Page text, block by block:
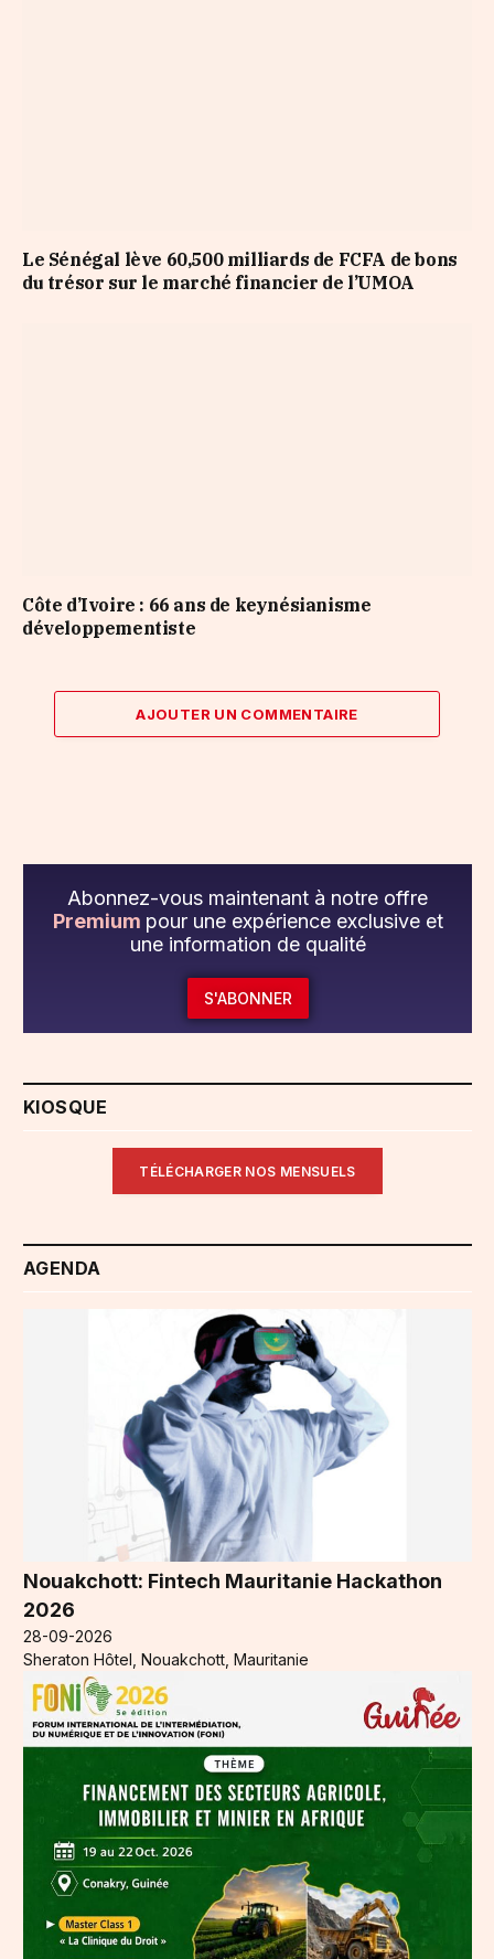
Le Sénégal lève 60,500 milliards de FCFA de bons
du trésor sur le marché financier de l’UMOA
Côte d’Ivoire : 66 ans de keynésianisme
développementiste
AJOUTER UN COMMENTAIRE
Abonnez-vous maintenant à notre offre
Premium pour une expérience exclusive et
une information de qualité
S'ABONNER
KIOSQUE
TÉLÉCHARGER NOS MENSUELS
AGENDA
Nouakchott: Fintech Mauritanie Hackathon
2026
28-09-2026
Sheraton Hôtel, Nouakchott, Mauritanie